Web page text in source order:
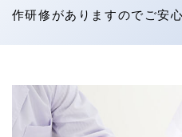
作研修がありますのでご安